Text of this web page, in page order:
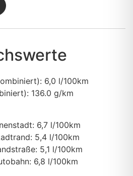
6,0 l/100km
136.0 g/km
6,7 l/100km
5,4 l/100km
5,1 l/100km
6,8 l/100km